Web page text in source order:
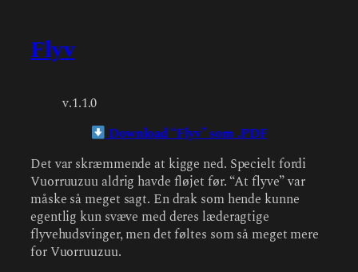
Flyv
v.1.1.0
Download “Flyv” som .PDF
Det var skræmmende at kigge ned. Specielt fordi
Vuorruuzuu aldrig havde fløjet før. “At flyve” var
måske så meget sagt. En drak som hende kunne
egentlig kun svæve med deres læderagtige
flyvehudsvinger, men det føltes som så meget mere
for Vuorruuzuu.